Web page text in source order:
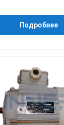
Подробнее